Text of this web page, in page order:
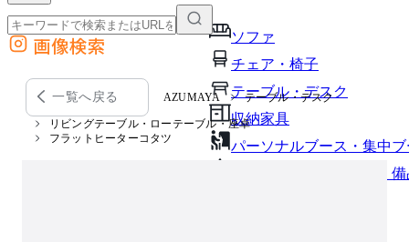
ソファ
チェア・椅子
テーブル・デスク
収納家具
パーソナルブース・集中
オフィスアクセサリー・
外部サイトの商品をカートに追加
他のサイトで見つけた商品ページのURLを貼り付けて、カートに追加できます
画像検索
一覧へ戻る AZUMAYA テーブル・デスク
リビングテーブル・ローテーブル・座卓
フラットヒーターコタツ